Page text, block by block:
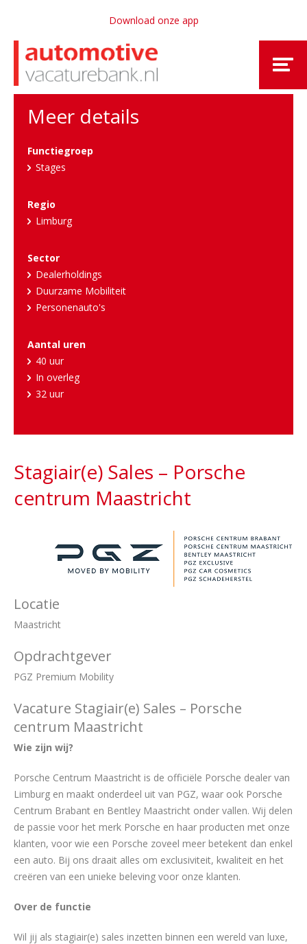
Download onze app
Meer details
Functiegroep
Stages
Regio
Limburg
Sector
Dealerholdings
Duurzame Mobiliteit
Personenauto's
Aantal uren
40 uur
In overleg
32 uur
Stagiair(e) Sales – Porsche
centrum Maastricht
Locatie
Maastricht
Opdrachtgever
PGZ Premium Mobility
Vacature Stagiair(e) Sales – Porsche
centrum Maastricht
Wie zijn wij?
Porsche Centrum Maastricht is de officiële Porsche dealer van
Limburg en maakt onderdeel uit van PGZ, waar ook Porsche
Centrum Brabant en Bentley Maastricht onder vallen. Wij delen
de passie voor het merk Porsche en haar producten met onze
klanten, voor wie een Porsche zoveel meer betekent dan enkel
een auto. Bij ons draait alles om exclusiviteit, kwaliteit en het
creëren van een unieke beleving voor onze klanten.
Over de functie
Wil jij als stagiair(e) sales inzetten binnen een wereld van luxe,